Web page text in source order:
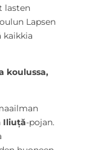
lasten
Lapsen
kaikkia
koulussa,
Iliuță-pojan.